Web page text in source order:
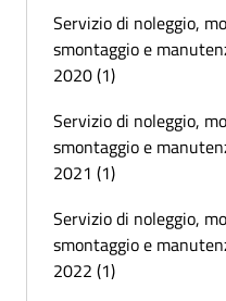
Servizio di noleggio,
smontaggio e
2020 (1)
Servizio di noleggio,
smontaggio e
2021 (1)
Servizio di noleggio,
smontaggio e
2022 (1)